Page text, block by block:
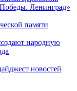
Ленинград»
памяти
народную
новостей